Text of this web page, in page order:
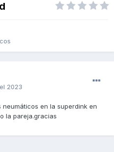
2023
en la superdink en
la pareja.gracias